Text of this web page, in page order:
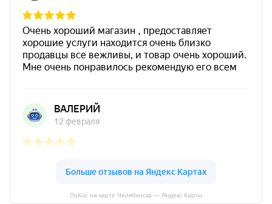
ЛоКос на карте Челябинска — Яндекс Карты